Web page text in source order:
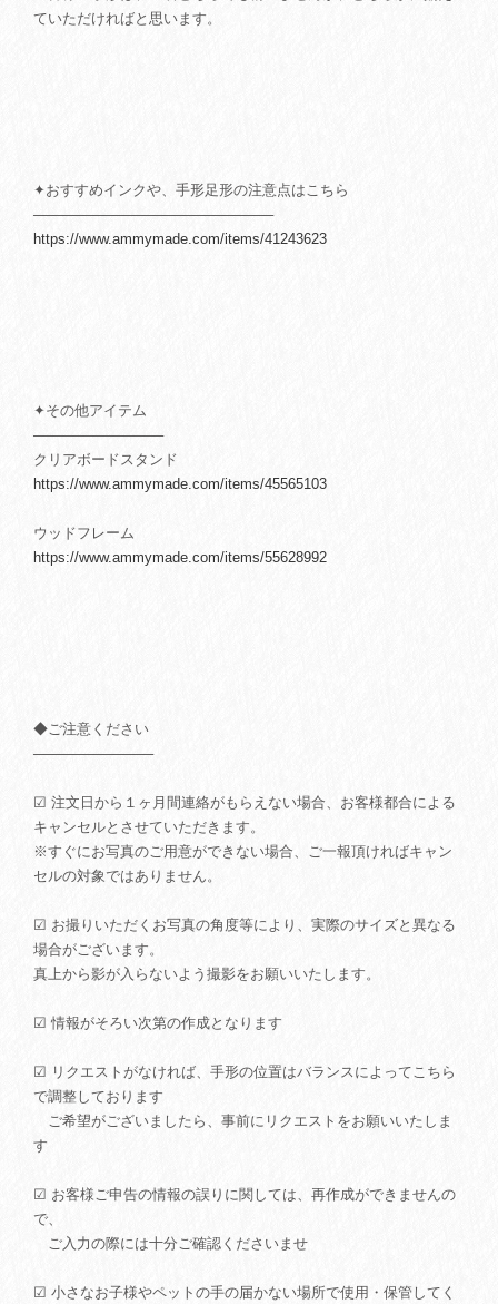
ていただければと思います。
✦おすすめインクや、手形足形の注意点はこちら
────────────────────────
https://www.ammymade.com/items/41243623
✦その他アイテム
─────────────
クリアボードスタンド
https://www.ammymade.com/items/45565103
ウッドフレーム
https://www.ammymade.com/items/55628992
◆ご注意ください
────────────
☑ 注文日から１ヶ月間連絡がもらえない場合、お客様都合による
キャンセルとさせていただきます。
※すぐにお写真のご用意ができない場合、ご一報頂ければキャン
セルの対象ではありません。
☑ お撮りいただくお写真の角度等により、実際のサイズと異なる
場合がございます。
真上から影が入らないよう撮影をお願いいたします。
☑ 情報がそろい次第の作成となります
☑ リクエストがなければ、手形の位置はバランスによってこちら
で調整しております
ご希望がございましたら、事前にリクエストをお願いいたしま
す
☑ お客様ご申告の情報の誤りに関しては、再作成ができませんの
で、
ご入力の際には十分ご確認くださいませ
☑ 小さなお子様やペットの手の届かない場所で使用・保管してく